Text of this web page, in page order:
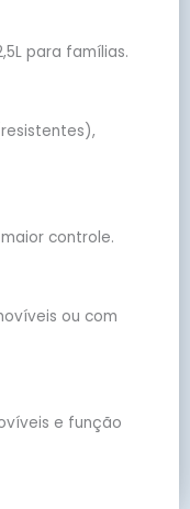
para famílias.
controle.
ou com
e função